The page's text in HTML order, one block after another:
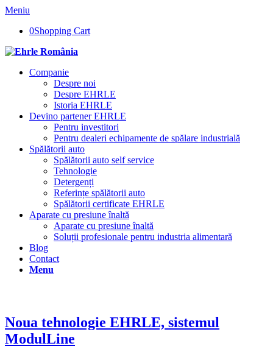
Meniu
0Shopping Cart
Companie
Despre noi
Despre EHRLE
Istoria EHRLE
Devino partener EHRLE
Pentru investitori
Pentru dealeri echipamente de spălare industrială
Spălătorii auto
Spălătorii auto self service
Tehnologie
Detergenți
Referințe spălătorii auto
Spălătorii certificate EHRLE
Aparate cu presiune înaltă
Aparate cu presiune înaltă
Soluții profesionale pentru industria alimentară
Blog
Contact
Menu
Noua tehnologie EHRLE, sistemul
ModulLine